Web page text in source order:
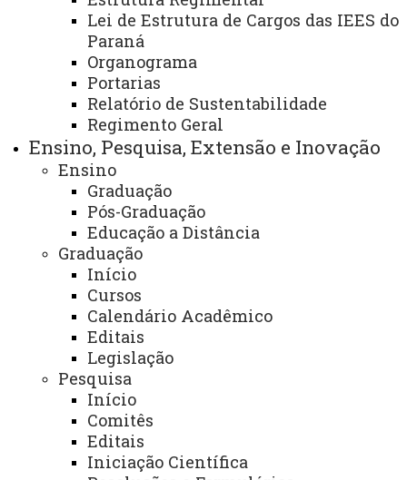
Lei de Estrutura de Cargos das IEES do
Paraná
Organograma
Portarias
Relatório de Sustentabilidade
Regimento Geral
Ensino, Pesquisa, Extensão e Inovação
Ensino
Graduação
Pós-Graduação
Educação a Distância
Graduação
Início
Cursos
Calendário Acadêmico
Editais
Legislação
Pesquisa
Início
Comitês
Editais
Iniciação Científica
Centro de Engenharias e Ciências Exatas -
CECE/Toledo
Coordenação do Curso de Química Bacharelado
(CCQB)
Finalidade e competências:
- Atendimento pedagógico e administrativo do
- Controle das atividades de ensino do curso
- Auxílio no controle das atividades docentes junto ao
centro afeto.
Descrição dos serviços oferecidos:
- Elaborar e executar o Projeto Político
Pedagógico do Curso
- Receber, analisar e dar procedimentos a solicitações
Acadêmicas;